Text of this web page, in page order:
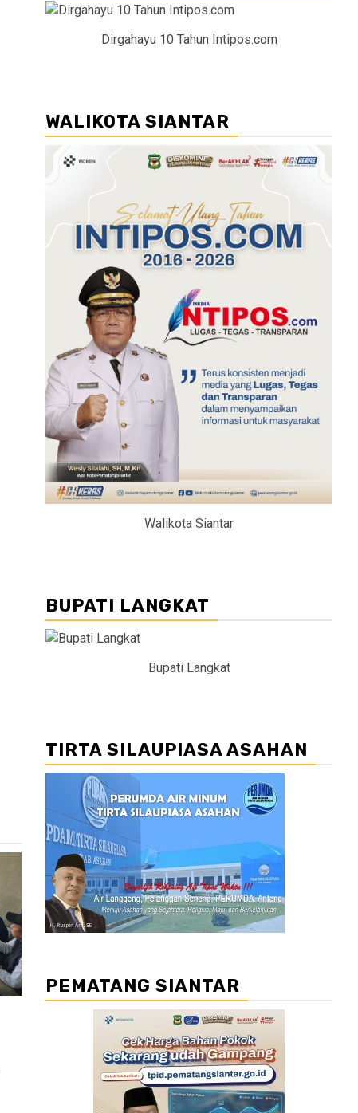
Dirgahayu 10 Tahun Intipos.com
WALIKOTA SIANTAR
Walikota Siantar
BUPATI LANGKAT
Bupati Langkat
TIRTA SILAUPIASA ASAHAN
PEMATANG SIANTAR